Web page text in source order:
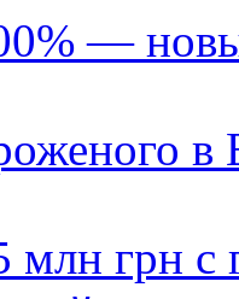
—
в
грн с